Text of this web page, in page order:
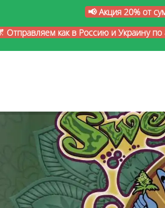
📢 Акция 20% от
Отправляем как в Россию и Украину